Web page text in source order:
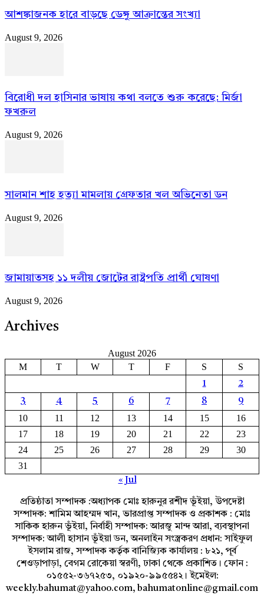
আশঙ্কাজনক হারে বাড়ছে ডেঙ্গু আক্রান্তের সংখ্যা
August 9, 2026
বিরোধী দল হাসিনার ভাষায় কথা বলতে শুরু করেছে: মির্জা
ফখরুল
August 9, 2026
সালমান শাহ হত্যা মামলায় গ্রেফতার খল অভিনেতা ডন
August 9, 2026
জামায়াতসহ ১১ দলীয় জোটের রাষ্ট্রপতি প্রার্থী ঘোষণা
August 9, 2026
Archives
August 2026
M
T W T F S S
1
2
3
4 5 6 7 8 9
10 11 12 13 14 15
16
17
18 19 20 21 22
23
24
25 26 27 28 29
30
31
« Jul
প্রতিষ্ঠাতা সম্পাদক :অধ্যাপক মোঃ হারুনুর রশীদ ভূঁইয়া, উপদেষ্টা
সম্পাদক: শামিম আহম্মদ খান, ভারপ্রাপ্ত সম্পাদক ও প্রকাশক : মোঃ
সাকিক হারুন ভূঁইয়া, নির্বাহী সম্পাদক: আরজু মান্দ আরা, ব্যবস্থাপনা
সম্পাদক: আলী হাসান ভূঁইয়া ডন, অনলাইন সংস্ত্রকরণ প্রধান: সাইফুল
ইসলাম রাজ, সম্পাদক কর্তৃক বানিজ্যিক কার্যালয় : ৮২১, পূর্ব
শেওড়াপাড়া, বেগম রোকেয়া স্বরণী, ঢাকা থেকে প্রকাশিত। ফোন :
০১৫৫২-৩৬৭২৫৩, ০১৯২০-৯৯৫৫৪২। ইমেইল:
weekly.bahumat@yahoo.com, bahumatonline@gmail.com